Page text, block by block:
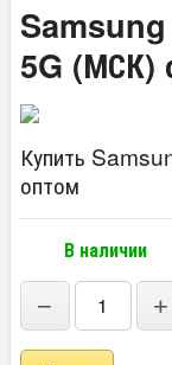
5G (МСК)
Купить
оптом
В наличии
− +